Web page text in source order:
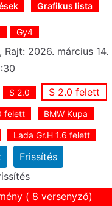
Grafikus lista
Gy4
Rajt: 2026. március 14.
S 2.0 S 2.0 felett
felett BMW Kupa
Lada Gr.H 1.6 felett
( 8 versenyző)